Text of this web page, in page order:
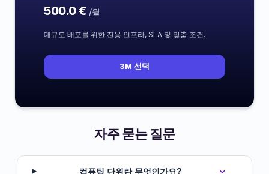
500.0 € /월
대규모 배포를 위한 전용 인프라, SLA 및 맞춤 조건.
3M 선택
자주 묻는 질문
컴퓨팅 단위란 무엇인가요?